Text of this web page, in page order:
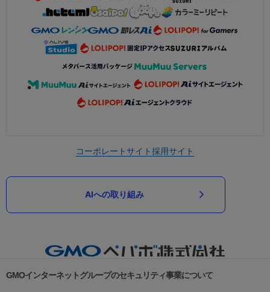
コーポレートサイト採用サイト
AIへの取り組み
GMOインターネットグループのセキュリティ事業について